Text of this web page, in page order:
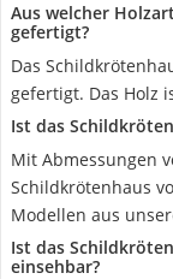
Aus welcher
gefertigt?
Das
gefertigt. Das Holz
Ist das
Mit Abmessungen
Schildkrötenhaus
Modellen aus
Ist das
einsehbar?